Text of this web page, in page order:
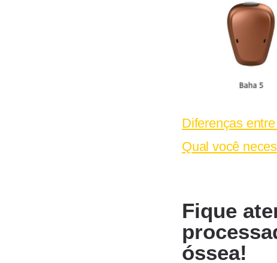
Diferenças
Qual você
Fique
óssea!